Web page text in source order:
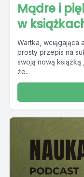
Mądre i
w
Wartka, wciągająca
prosty przepis na
swoją nową książką
że...